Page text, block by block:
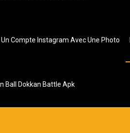
Compte Instagram Avec Une Photo
Ball Dokkan Battle Apk